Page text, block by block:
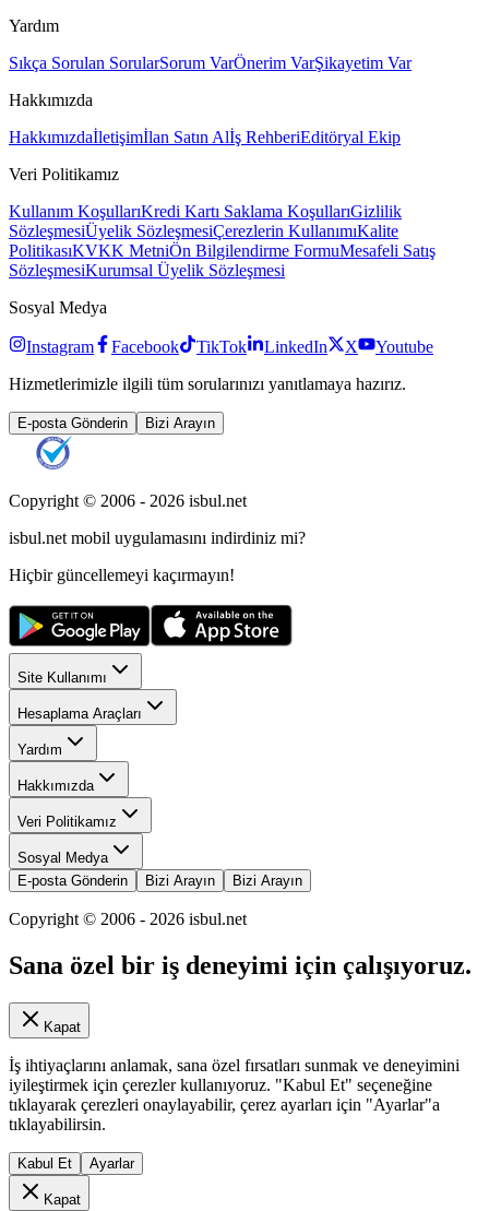
Yardım
Sıkça Sorulan SorularSorum VarÖnerim VarŞikayetim Var
Hakkımızda
Hakkımızdaİletişimİlan Satın Alİş RehberiEditöryal Ekip
Veri Politikamız
Kullanım KoşullarıKredi Kartı Saklama KoşullarıGizlilik
SözleşmesiÜyelik SözleşmesiÇerezlerin KullanımıKalite
PolitikasıKVKK MetniÖn Bilgilendirme FormuMesafeli Satış
SözleşmesiKurumsal Üyelik Sözleşmesi
Sosyal Medya
Instagram Facebook TikTok LinkedIn X
Youtube
Hizmetlerimizle ilgili tüm sorularınızı yanıtlamaya hazırız.
E-posta Gönderin Bizi Arayın
Copyright © 2006 - 2026 isbul.net
isbul.net mobil uygulamasını indirdiniz mi?
Hiçbir güncellemeyi kaçırmayın!
Site Kullanımı
Hesaplama Araçları
Yardım
Hakkımızda
Veri Politikamız
Sosyal Medya
E-posta Gönderin
Bizi Arayın Bizi Arayın
Copyright © 2006 - 2026 isbul.net
Sana özel bir iş deneyimi için çalışıyoruz.
Kapat
İş ihtiyaçlarını anlamak, sana özel fırsatları sunmak ve deneyimini
iyileştirmek için çerezler kullanıyoruz. "Kabul Et" seçeneğine
tıklayarak çerezleri onaylayabilir, çerez ayarları için "Ayarlar"a
tıklayabilirsin.
Kabul Et Ayarlar
Kapat